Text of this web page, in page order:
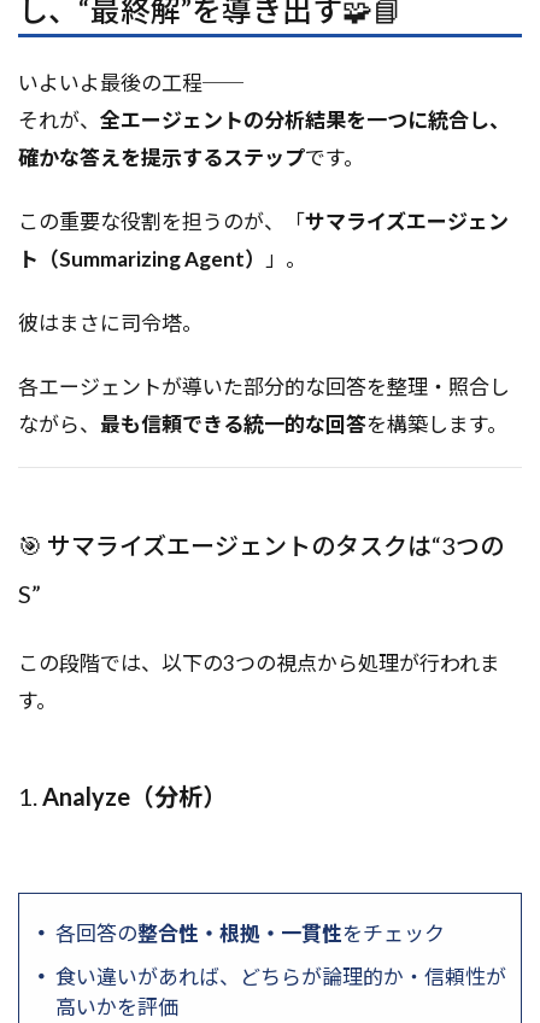
し、“最終解”を導き出す🧩📘
いよいよ最後の工程──
それが、 全エージェントの分析結果を一つに統合し、
確かな答えを提示するステップです。
この重要な役割を担うのが、「サマライズエージェン
ト（Summarizing Agent）
」。
彼はまさに司令塔。
各エージェントが導いた部分的な回答を整理・照合し
ながら、 最も信頼できる統一的な回答を構築します。
🎯 サマライズエージェントのタスクは“3つの
S”
この段階では、以下の3つの視点から処理が行われま
す。
1. Analyze（分析）
各回答の整合性・根拠・一貫性をチェック
食い違いがあれば、どちらが論理的か・信頼性が
高いかを評価